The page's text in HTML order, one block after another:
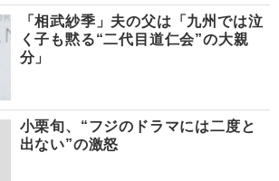
「相武紗季」夫の父は「九州では泣
く子も黙る“二代目道仁会”の大親
分」
小栗旬、“フジのドラマには二度と
出ない”の激怒